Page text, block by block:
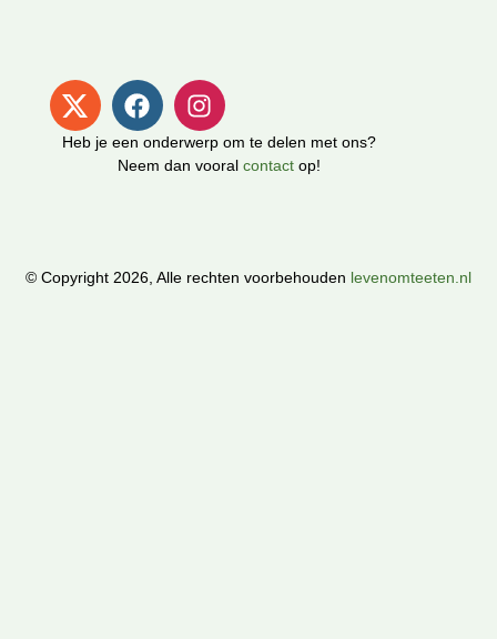
Heb je een onderwerp om te delen met ons?
Neem dan vooral contactop!
© Copyright 2026, Alle rechten voorbehouden levenomteeten.nl